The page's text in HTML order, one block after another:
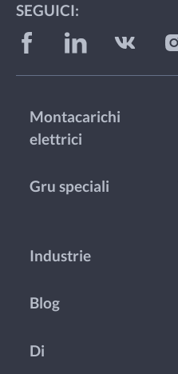
SEGUICI:
Montacarichi
elettrici
Gru speciali
Industrie
Blog
Di